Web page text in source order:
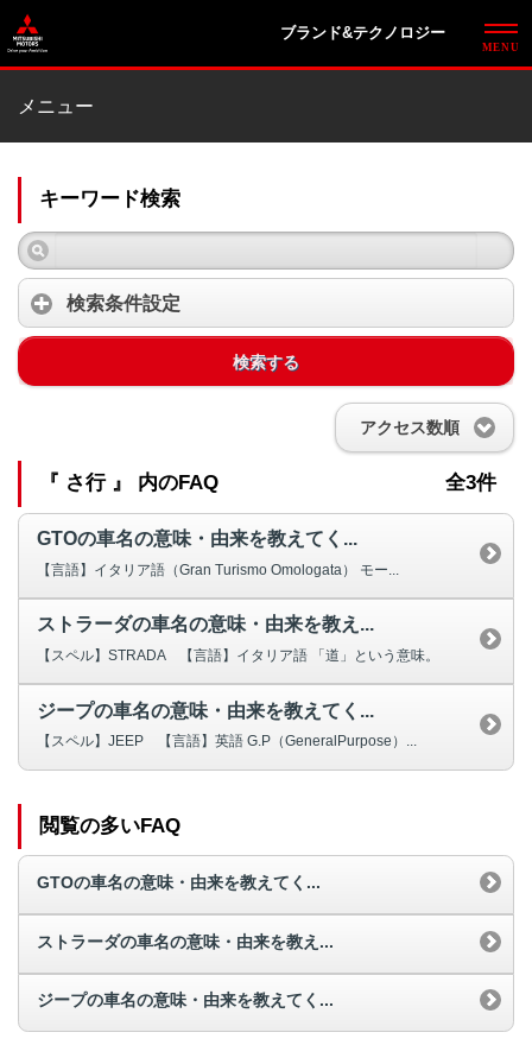
ブランド&テクノロジー
メニュー
キーワード検索
検索条件設定
検索する
アクセス数順
『 さ行 』 内のFAQ 全3件
GTOの車名の意味・由来を教えてく...
【言語】イタリア語（Gran Turismo Omologata） モー...
ストラーダの車名の意味・由来を教え...
【スペル】STRADA 【言語】イタリア語 「道」という意味。
ジープの車名の意味・由来を教えてく...
【スペル】JEEP 【言語】英語 G.P（GeneralPurpose）...
閲覧の多いFAQ
GTOの車名の意味・由来を教えてく...
ストラーダの車名の意味・由来を教え...
ジープの車名の意味・由来を教えてく...